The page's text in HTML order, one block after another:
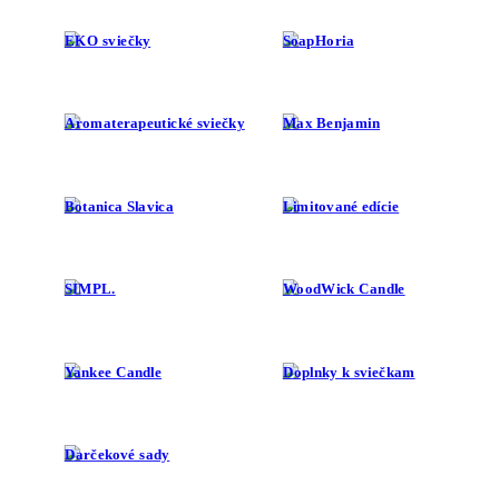
EKO sviečky SoapHoria
Aromaterapeutické sviečky Max Benjamin
Botanica Slavica Limitované edície
SIMPL. WoodWick Candle
Yankee Candle Doplnky k sviečkam
Darčekové sady